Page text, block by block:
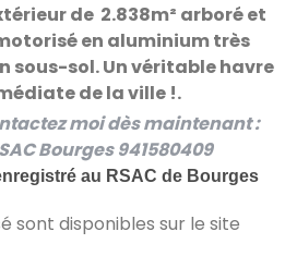
de 2.838m² arboré et
en aluminium très
sous-sol. Un véritable havre
de la ville !.
moi dès maintenant :
Bourges 941580409
au RSAC de Bourges
sont disponibles sur le site